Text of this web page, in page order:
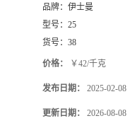
品牌： 伊士曼
型号： 25
货号： 38
价格： ￥42/千克
发布日期： 2025-02-08
更新日期： 2026-08-08